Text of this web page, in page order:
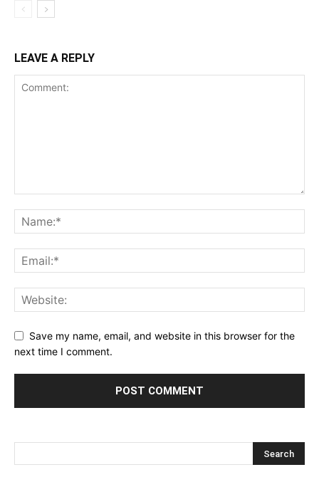
LEAVE A REPLY
Save my name, email, and website in this browser for the
next time I comment.